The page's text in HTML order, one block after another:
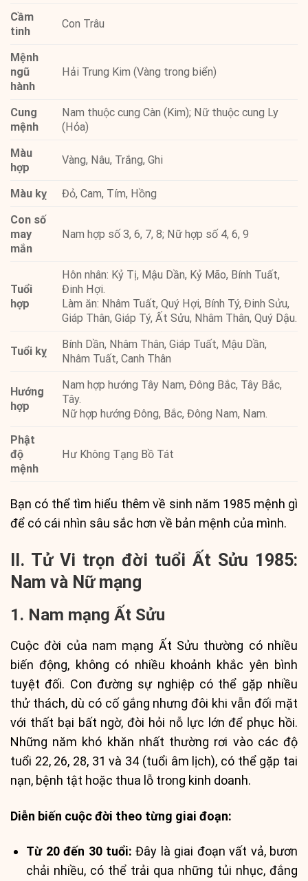
Cầm
tinh
Con Trâu
Mệnh
ngũ
hành
Hải Trung Kim (Vàng trong biển)
Cung
mệnh
Nam thuộc cung Càn (Kim); Nữ thuộc cung Ly
(Hỏa)
Màu
hợp
Vàng, Nâu, Trắng, Ghi
Màu kỵ
Đỏ, Cam, Tím, Hồng
Con số
may
mắn
Nam hợp số 3, 6, 7, 8; Nữ hợp số 4, 6, 9
Tuổi
hợp
Hôn nhân: Kỷ Tị, Mậu Dần, Kỷ Mão, Bính Tuất,
Đinh Hợi.
Làm ăn: Nhâm Tuất, Quý Hợi, Bính Tý, Đinh Sửu,
Giáp Thân, Giáp Tý, Ất Sửu, Nhâm Thân, Quý Dậu.
Tuổi kỵ
Bính Dần, Nhâm Thân, Giáp Tuất, Mậu Dần,
Nhâm Tuất, Canh Thân
Hướng
hợp
Nam hợp hướng Tây Nam, Đông Bắc, Tây Bắc,
Tây.
Nữ hợp hướng Đông, Bắc, Đông Nam, Nam.
Phật
độ
mệnh
Hư Không Tạng Bồ Tát
Bạn có thể tìm hiểu thêm về sinh năm 1985 mệnh gì
để có cái nhìn sâu sắc hơn về bản mệnh của mình.
II. Tử Vi trọn đời tuổi Ất Sửu 1985:
Nam và Nữ mạng
1. Nam mạng Ất Sửu
Cuộc đời của nam mạng Ất Sửu thường có nhiều
biến động, không có nhiều khoảnh khắc yên bình
tuyệt đối. Con đường sự nghiệp có thể gặp nhiều
thử thách, dù có cố gắng nhưng đôi khi vẫn đối mặt
với thất bại bất ngờ, đòi hỏi nỗ lực lớn để phục hồi.
Những năm khó khăn nhất thường rơi vào các độ
tuổi 22, 26, 28, 31 và 34 (tuổi âm lịch), có thể gặp tai
nạn, bệnh tật hoặc thua lỗ trong kinh doanh.
Diễn biến cuộc đời theo từng giai đoạn:
Từ 20 đến 30 tuổi: Đây là giai đoạn vất vả, bươn
chải nhiều, có thể trải qua những tủi nhục, đắng